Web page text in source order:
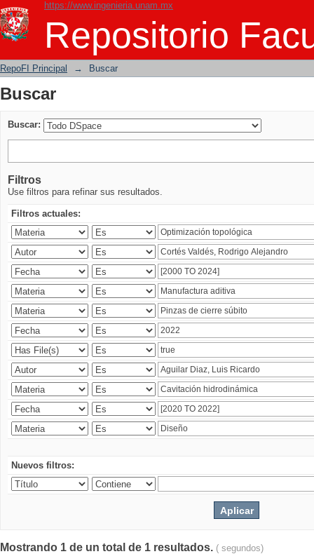
https://www.ingenieria.unam.mx
Repositorio
Buscar
RepoFI Principal → Buscar
Buscar
Buscar:
Filtros
Use filtros para refinar sus resultados.
Filtros actuales:
Nuevos filtros:
Mostrando 1 de un total de 1 resultados. ( segundos)